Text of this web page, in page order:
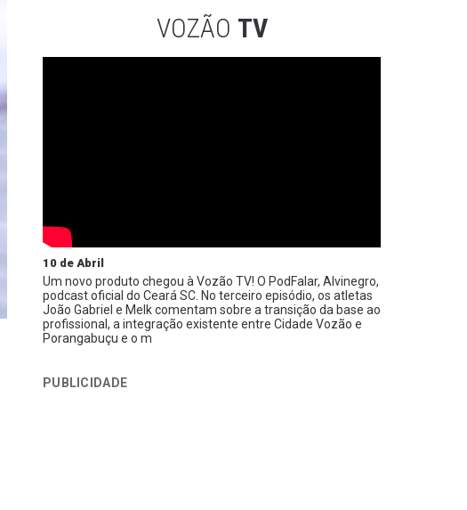
VOZÃO TV
10 de Abril
Um novo produto chegou à Vozão TV! O PodFalar, Alvinegro,
podcast oficial do Ceará SC. No terceiro episódio, os atletas
João Gabriel e Melk comentam sobre a transição da base ao
profissional, a integração existente entre Cidade Vozão e
Porangabuçu e o m
PUBLICIDADE